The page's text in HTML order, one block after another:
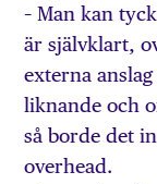
– Man kan
är självklart,
externa
liknande och
så borde det
overhead.